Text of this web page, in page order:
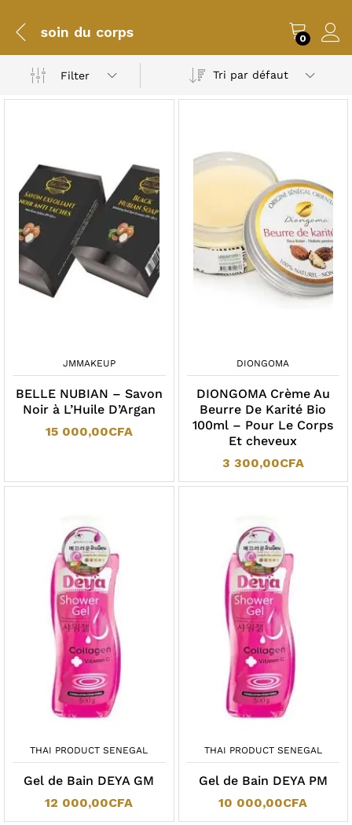
soin du corps 0
Filter Tri par défaut
JMMAKEUP
BELLE NUBIAN – Savon
Noir à L’Huile D’Argan
15 000,00CFA
DIONGOMA
DIONGOMA Crème Au
Beurre De Karité Bio
100ml – Pour Le Corps
Et cheveux
3 300,00CFA
THAI PRODUCT SENEGAL
Gel de Bain DEYA GM
12 000,00CFA
THAI PRODUCT SENEGAL
Gel de Bain DEYA PM
10 000,00CFA